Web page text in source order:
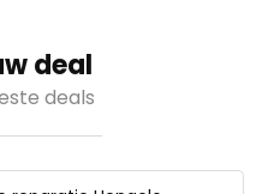
deal
deals